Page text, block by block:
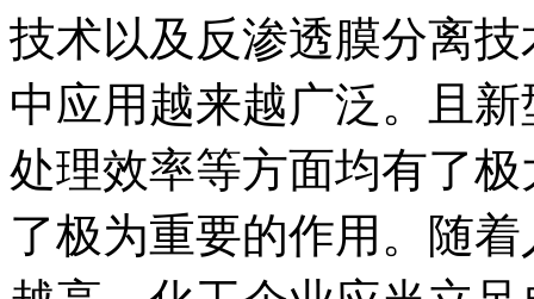
技术以及反渗透膜分离
中应用越来越广泛。且
处理效率等方面均有了
了极为重要的作用。随